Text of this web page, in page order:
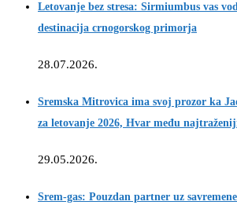
Letovanje bez stresa: Sirmiumbus vas
destinacija crnogorskog primorja
28.07.2026.
Sremska Mitrovica ima svoj prozor ka
za letovanje 2026, Hvar među
29.05.2026.
Srem-gas: Pouzdan partner uz